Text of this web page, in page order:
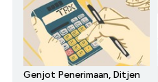
Genjot Penerimaan, Ditjen